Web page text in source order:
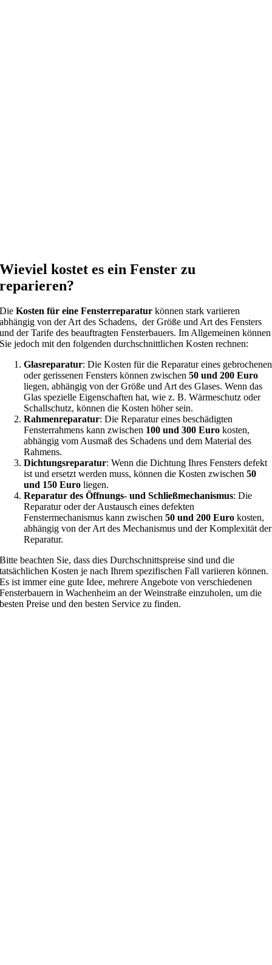
Wieviel kostet es ein Fenster zu
reparieren?
DieKosten für eine Fensterreparatur können stark variieren
abhängig von der Art des Schadens, der Größe und Art des Fensters
und der Tarife des beauftragten Fensterbauers. Im Allgemeinen können
Sie jedoch mit den folgenden durchschnittlichen Kosten rechnen:
Glasreparatur: Die Kosten für die Reparatur eines gebrochenen
oder gerissenen Fensters können zwischen50 und 200 Euro
liegen, abhängig von der Größe und Art des Glases. Wenn das
Glas spezielle Eigenschaften hat, wie z. B. Wärmeschutz oder
Schallschutz, können die Kosten höher sein.
Rahmenreparatur: Die Reparatur eines beschädigten
Fensterrahmens kann zwischen 100 und 300 Euro kosten,
abhängig vom Ausmaß des Schadens und dem Material des
Rahmens.
Dichtungsreparatur: Wenn die Dichtung Ihres Fensters defekt
ist und ersetzt werden muss, können die Kosten zwischen 50
und 150 Euro liegen.
Reparatur des Öffnungs- und Schließmechanismus: Die
Reparatur oder der Austausch eines defekten
Fenstermechanismus kann zwischen50 und 200 Euro kosten,
abhängig von der Art des Mechanismus und der Komplexität der
Reparatur.
Bitte beachten Sie, dass dies Durchschnittspreise sind und die
tatsächlichen Kosten je nach Ihrem spezifischen Fall variieren können.
Es ist immer eine gute Idee, mehrere Angebote von verschiedenen
Fensterbauern in Wachenheim an der Weinstraße einzuholen, um die
besten Preise und den besten Service zu finden.